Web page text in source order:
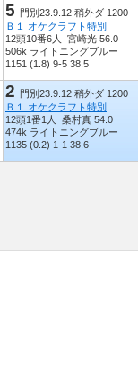
5 門別23.9.12 稍外ダ 1200
Ｂ１ オケクラフト特別
12頭10番6人 宮崎光 56.0
506k ライトニングブルー
1151 (1.8) 9-5 38.5
2 門別23.9.12 稍外ダ 1200
Ｂ１ オケクラフト特別
12頭1番1人 桑村真 54.0
474k ライトニングブルー
1135 (0.2) 1-1 38.6